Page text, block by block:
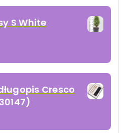
S White
Cresco